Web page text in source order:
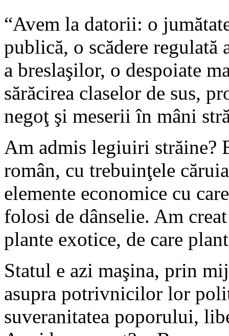
“Avem la datorii: o
publică, o scădere
a breslaşilor, o despoiate
sărăcirea claselor de sus,
negoţ şi meserii în mâni
Am admis legiuiri străine?
român, cu trebuinţele
elemente economice cu
folosi de dânselie. Am
plante exotice, de care
Statul e azi maşina, prin
asupra potrivnicilor lor
suveranitatea poporului,